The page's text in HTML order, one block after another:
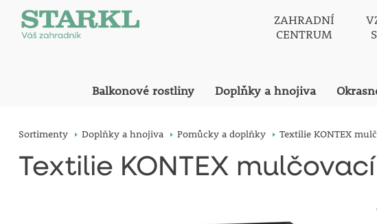
ZAHRADNÍ
CENTRUM
Balkonové rostliny Doplňky a hnojiva
Sortimenty Doplňky a hnojiva Pomůcky a doplňky Textilie KONTEX
Textilie KONTEX